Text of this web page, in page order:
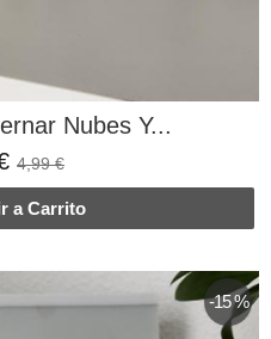
Nubes Y...
4,99 €
a Carrito
-15 %